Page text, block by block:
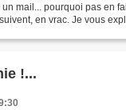
mail... pourquoi pas en
en vrac. Je vous
!...